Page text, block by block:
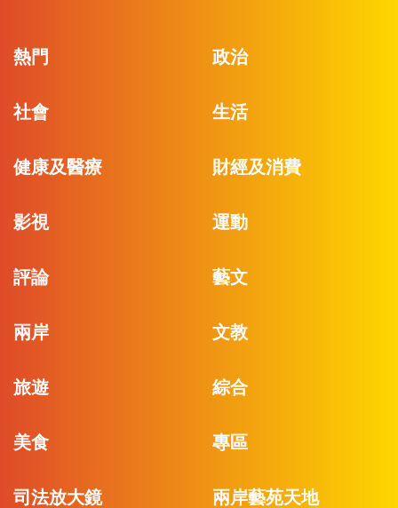
熱門 政治
社會 生活
健康及醫療 財經及消費
影視 運動
評論 藝文
兩岸 文教
旅遊 綜合
美食 專區
司法放大鏡 兩岸藝苑天地